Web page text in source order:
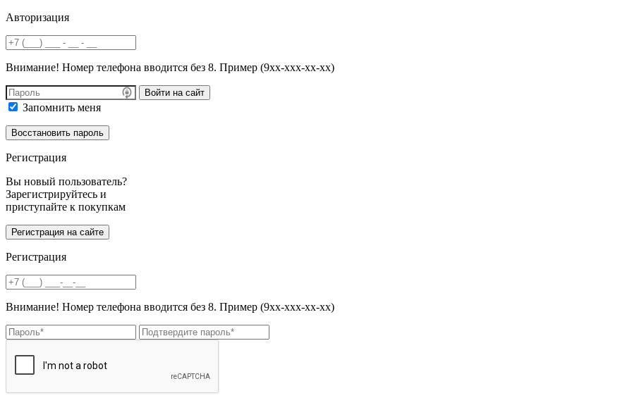
Авторизация
Внимание! Номер телефона вводится без 8. Пример (9хх-ххх-хх-хх)
Войти на сайт
Запомнить меня
Регистрация
Вы новый пользователь?
Зарегистрируйтесь и
приступайте к покупкам
Регистрация
Внимание! Номер телефона вводится без 8. Пример (9хх-ххх-хх-хх)